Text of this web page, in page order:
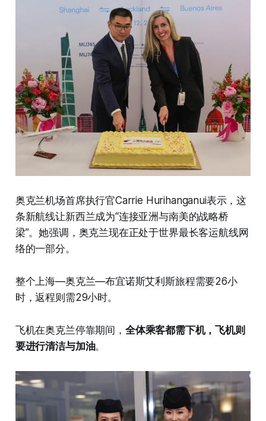
奥克兰机场首席执行官Carrie Hurihanganui表示，这
条新航线让新西兰成为“连接亚洲与南美的战略桥
梁”。她强调，奥克兰现在正处于世界最长客运航线网
络的一部分。
整个上海—奥克兰—布宜诺斯艾利斯旅程需要26小
时，返程则需29小时。
飞机在奥克兰停靠期间， 全体乘客都需下机，飞机则
要进行清洁与加油。